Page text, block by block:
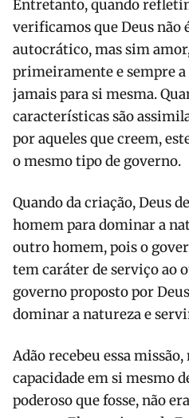
Entretanto, quando
verificamos que Deus
autocrático, mas sim
primeiramente e sempre
jamais para si mesma.
características são
por aqueles que creem,
o mesmo tipo de governo.
Quando da criação, Deus
homem para dominar a
outro homem, pois o
tem caráter de serviço ao
governo proposto por
dominar a natureza e
Adão recebeu essa
capacidade em si mesmo
poderoso que fosse, não